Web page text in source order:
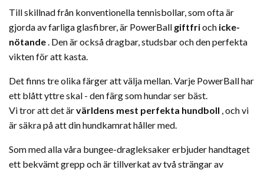
Till skillnad från konventionella tennisbollar, som ofta är
gjorda av farliga glasfibrer, är PowerBall giftfrioch icke-
nötande . Den är också dragbar, studsbar och den perfekta
vikten för att kasta.
Det finns tre olika färgeratt välja mellan. Varje PowerBall har
ett blått yttre skal - den färg som hundar ser bäst.
Vi tror att det ärvärldens mest perfekta hundboll , och vi
är säkra på att din hundkamrat håller med.
Som med alla våra bungee-dragleksaker erbjuder handtaget
ett bekvämt grepp och är tillverkat av två strängar av